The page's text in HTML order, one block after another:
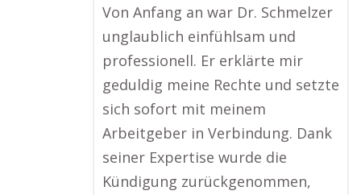
Von Anfang an war Dr. Schmelzer
unglaublich einfühlsam und
professionell. Er erklärte mir
geduldig meine Rechte und setzte
sich sofort mit meinem
Arbeitgeber in Verbindung. Dank
seiner Expertise wurde die
Kündigung zurückgenommen,